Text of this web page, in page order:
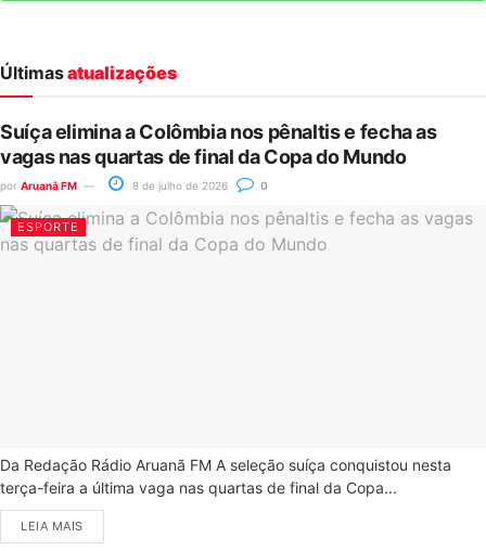
Últimasatualizações
Suíça elimina a Colômbia nos pênaltis e fecha as
vagas nas quartas de final da Copa do Mundo
por Aruanã FM 8 de julho de 2026 0
ESPORTE
Da Redação Rádio Aruanã FM A seleção suíça conquistou nesta
terça-feira a última vaga nas quartas de final da Copa...
LEIA MAIS